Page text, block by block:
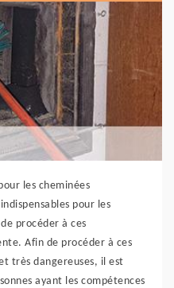
les cheminées
pour les
procéder à ces
Afin de procéder à ces
très dangereuses, il est
ayant les compétences